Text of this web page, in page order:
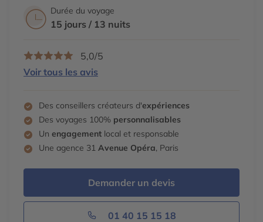
Durée du voyage
15 jours / 13 nuits
5,0/5
Voir tous les avis
Des conseillers créateurs d'expériences
Des voyages 100% personnalisables
Un engagement local et responsable
Une agence 31 Avenue Opéra, Paris
Demander un devis
01 40 15 15 18